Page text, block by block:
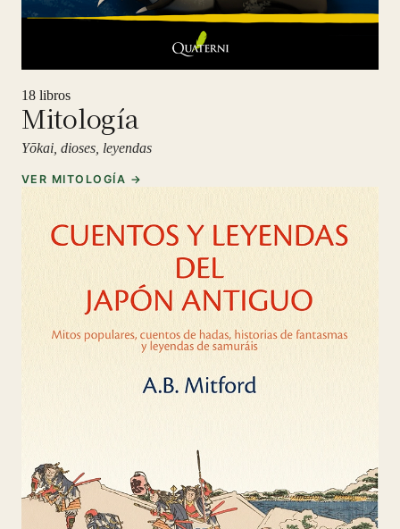
18 libros
Mitología
Yōkai, dioses, leyendas
VER MITOLOGÍA →